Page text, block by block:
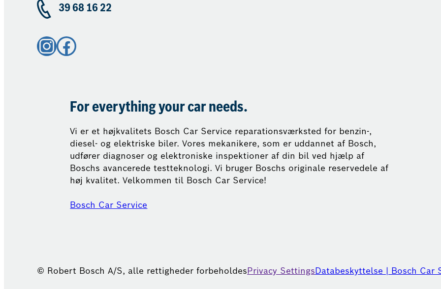
39 68 16 22
Instagram Facebook
For everything your car needs.
Vi er et højkvalitets Bosch Car Service reparationsværksted for benzin-,
diesel- og elektriske biler. Vores mekanikere, som er uddannet af Bosch,
udfører diagnoser og elektroniske inspektioner af din bil ved hjælp af
Boschs avancerede testteknologi. Vi bruger Boschs originale reservedele af
høj kvalitet. Velkommen til Bosch Car Service!
Bosch Car Service
© Robert Bosch A/S, alle rettigheder forbeholdesPrivacy SettingsDatabeskyttelse | Bosch Car